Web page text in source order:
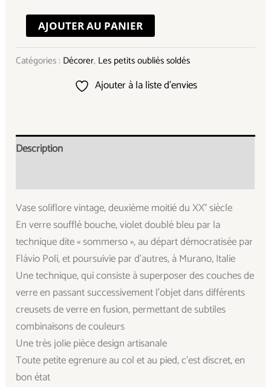
AJOUTER AU PANIER
Catégories : Décorer, Les petits oubliés soldés
Ajouter à la liste d’envies
Description
Vase soliflore vintage, deuxième moitié du XX° siècle
En verre soufflé bouche, violet doublé bleu par la
technique dite « sommerso », au départ démocratisée par
Flávio Poli, et poursuivie par d’autres, à Murano, Italie
Une technique, qui consiste à superposer des couches de
verre en passant successivement l’objet dans différents
creusets de verre en fusion, permettant de subtiles
combinaisons de couleurs
Une très jolie pièce design artisanale
Toute petite egrenure au col et au pied, c’est discret, en
bon état